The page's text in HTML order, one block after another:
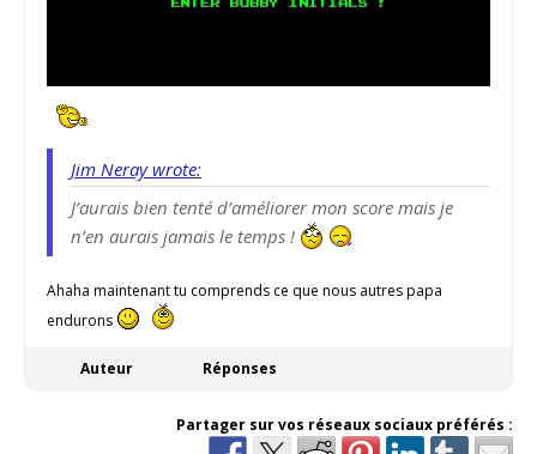
Jim Neray wrote:
J’aurais bien tenté d’améliorer mon score mais je
n’en aurais jamais le temps !
Ahaha maintenant tu comprends ce que nous autres papa
endurons
Auteur Réponses
Partager sur vos réseaux sociaux préférés :